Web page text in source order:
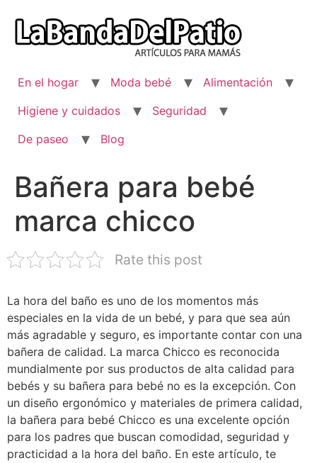
contenido
En el hogar Moda bebé
Alimentación
Higiene y cuidados
Seguridad
De paseo
Blog
Bañera para bebé
marca chicco
Rate this post
La hora del baño es uno de los momentos más
especiales en la vida de un bebé, y para que sea aún
más agradable y seguro, es importante contar con una
bañera de calidad. La marca Chicco es reconocida
mundialmente por sus productos de alta calidad para
bebés y su bañera para bebé no es la excepción. Con
un diseño ergonómico y materiales de primera calidad,
la bañera para bebé Chicco es una excelente opción
para los padres que buscan comodidad, seguridad y
practicidad a la hora del baño. En este artículo, te